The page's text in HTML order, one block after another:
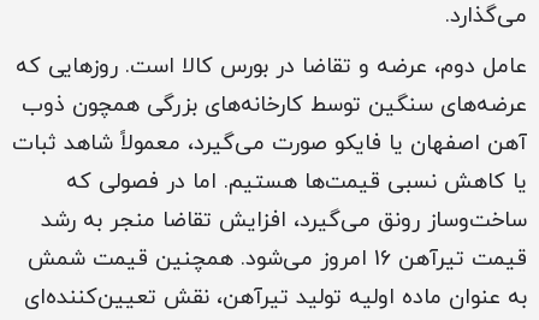
می‌گذارد.
عامل دوم، عرضه و تقاضا در بورس کالا است. روزهایی که
عرضه‌های سنگین توسط کارخانه‌های بزرگی همچون ذوب
آهن اصفهان یا فایکو صورت می‌گیرد، معمولاً شاهد ثبات
یا کاهش نسبی قیمت‌ها هستیم. اما در فصولی که
ساخت‌وساز رونق می‌گیرد، افزایش تقاضا منجر به رشد
قیمت تیرآهن 16 امروز می‌شود. همچنین قیمت شمش
به عنوان ماده اولیه تولید تیرآهن، نقش تعیین‌کننده‌ای